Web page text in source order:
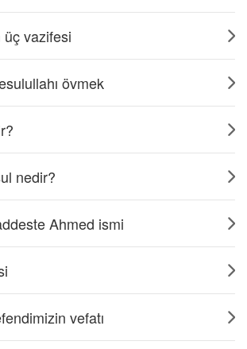
üç vazifesi
övmek
nedir?
Ahmed ismi
vefatı